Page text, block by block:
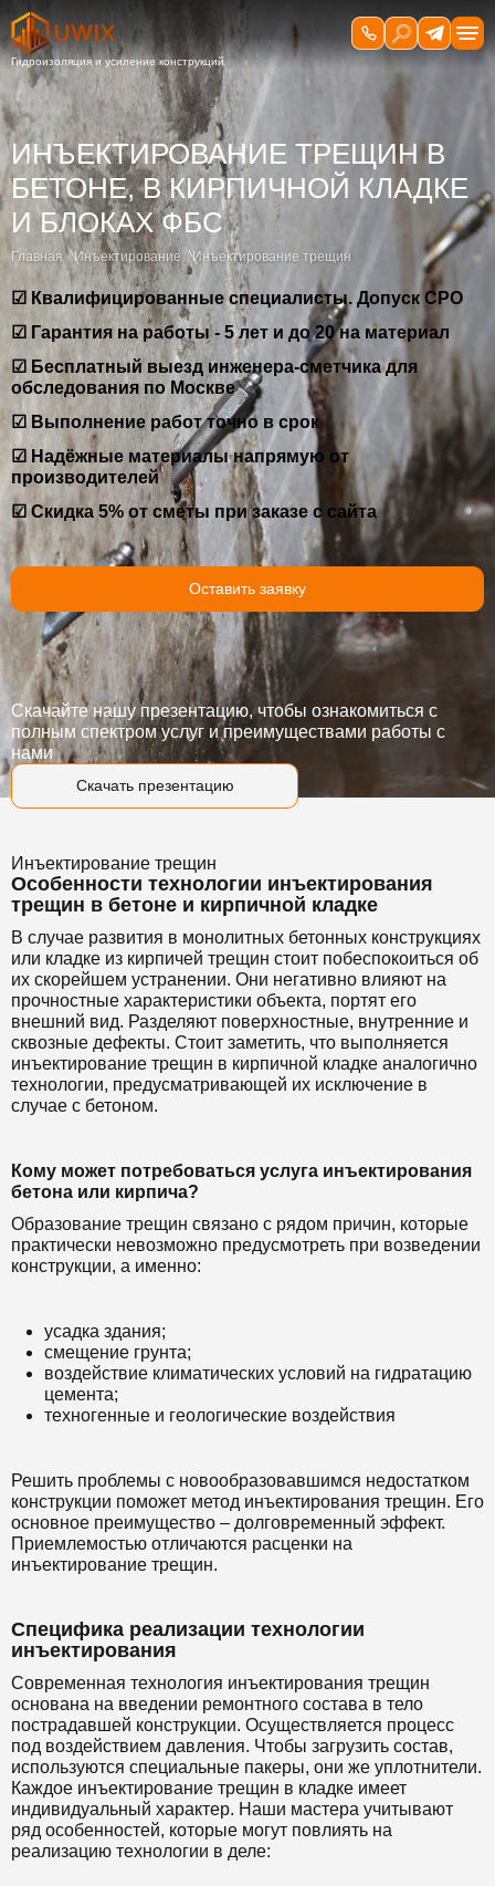
ИНЪЕКТИРОВАНИЕ ТРЕЩИН В
БЕТОНЕ, В КИРПИЧНОЙ КЛАДКЕ
И БЛОКАХ ФБС
Главная Инъектирование Инъектирование трещин
☑ Квалифицированные специалисты. Допуск СРО
☑ Гарантия на работы - 5 лет и до 20 на материал
☑ Бесплатный выезд инженера-сметчика для
обследования по Москве
☑ Выполнение работ точно в срок
☑ Надёжные материалы напрямую от
производителей
☑ Скидка 5% от сметы при заказе с сайта
Оставить заявку
Скачать презентацию
Скачайте нашу презентацию, чтобы ознакомиться с
полным спектром услуг и преимуществами работы с
нами
Инъектирование трещин
Особенности технологии инъектирования
трещин в бетоне и кирпичной кладке
В случае развития в монолитных бетонных конструкциях
или кладке из кирпичей трещин стоит побеспокоиться об
их скорейшем устранении. Они негативно влияют на
прочностные характеристики объекта, портят его
внешний вид. Разделяют поверхностные, внутренние и
сквозные дефекты. Стоит заметить, что выполняется
инъектирование трещин в кирпичной кладке аналогично
технологии, предусматривающей их исключение в
случае с бетоном.
Кому может потребоваться услуга инъектирования
бетона или кирпича?
Образование трещин связано с рядом причин, которые
практически невозможно предусмотреть при возведении
конструкции, а именно:
усадка здания;
смещение грунта;
воздействие климатических условий на гидратацию
цемента;
техногенные и геологические воздействия
Решить проблемы с новообразовавшимся недостатком
конструкции поможет метод инъектирования трещин. Его
основное преимущество – долговременный эффект.
Приемлемостью отличаются расценки на
инъектирование трещин.
Специфика реализации технологии
инъектирования
Современная технология инъектирования трещин
основана на введении ремонтного состава в тело
пострадавшей конструкции. Осуществляется процесс
под воздействием давления. Чтобы загрузить состав,
используются специальные пакеры, они же уплотнители.
Каждое инъектирование трещин в кладке имеет
индивидуальный характер. Наши мастера учитывают
ряд особенностей, которые могут повлиять на
реализацию технологии в деле: